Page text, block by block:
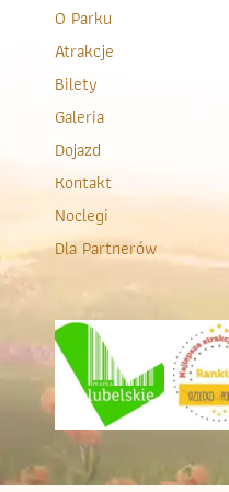
O Parku
Atrakcje
Bilety
Galeria
Dojazd
Kontakt
Noclegi
Dla Partnerów